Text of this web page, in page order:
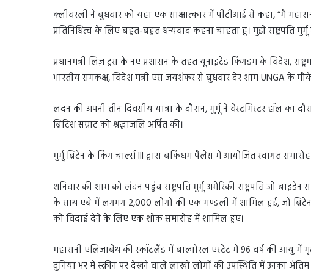
क्लीवरली ने बुधवार को यहां एक साक्षात्कार में पीटीआई से कहा, “मैं
प्रतिनिधित्व के लिए बहुत-बहुत धन्यवाद कहना चाहता हूं। मुझे राष्ट्रपति
प्रधानमंत्री लिज़ ट्रस के नए प्रशासन के तहत यूनाइटेड किंगडम के विदेश,
भारतीय समकक्ष, विदेश मंत्री एस जयशंकर से बुधवार देर शाम UNGA के
लंदन की अपनी तीन दिवसीय यात्रा के दौरान, मुर्मू ने वेस्टमिंस्टर हॉल
ब्रिटिश सम्राट को श्रद्धांजलि अर्पित की।
मुर्मू ब्रिटेन के किंग चार्ल्स III द्वारा बकिंघम पैलेस में आयोजित स्वागत
शनिवार की शाम को लंदन पहुंच राष्ट्रपति मुर्मू अमेरिकी राष्ट्रपति जो
के साथ एबे में लगभग 2,000 लोगों की एक मण्डली में शामिल हुई, जो
को विदाई देने के लिए एक शोक समारोह में शामिल हुए।
महारानी एलिजाबेथ की स्कॉटलैंड में बाल्मोरल एस्टेट में 96 वर्ष की आयु में
दुनिया भर में स्क्रीन पर देखने वाले लाखों लोगों की उपस्थिति में उनका